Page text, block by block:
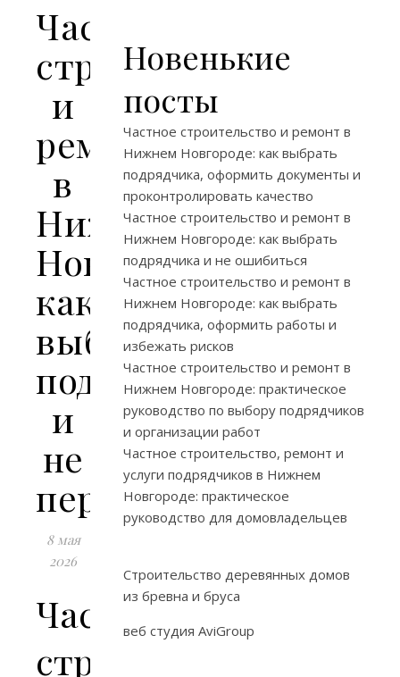
Частное
строительство
и
ремонт
в
Нижнем
Новгороде:
как
выбрать
подрядчика
и
не
переплатить
8 мая
2026
Частное
строительство
Новенькие
посты
Частное строительство и ремонт в
Нижнем Новгороде: как выбрать
подрядчика, оформить документы и
проконтролировать качество
Частное строительство и ремонт в
Нижнем Новгороде: как выбрать
подрядчика и не ошибиться
Частное строительство и ремонт в
Нижнем Новгороде: как выбрать
подрядчика, оформить работы и
избежать рисков
Частное строительство и ремонт в
Нижнем Новгороде: практическое
руководство по выбору подрядчиков
и организации работ
Частное строительство, ремонт и
услуги подрядчиков в Нижнем
Новгороде: практическое
руководство для домовладельцев
Строительство деревянных домов
из бревна и бруса
веб студия AviGroup